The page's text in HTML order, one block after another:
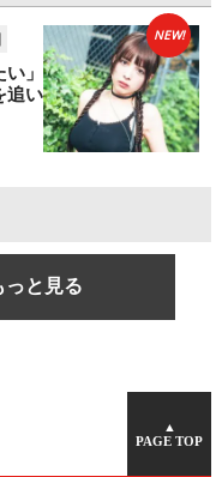
」
追い
NEW!
っと見る
▲
PAGE TOP